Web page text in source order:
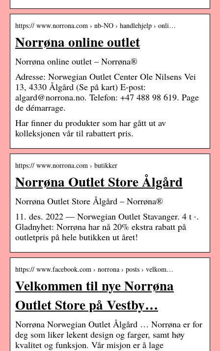
https:// www.norrona.com › nb-NO › handlehjelp › onli…
Norrøna online outlet
Norrøna online outlet – Norrøna®
Adresse: Norwegian Outlet Center Ole Nilsens Vei
13, 4330 Ålgård (Se på kart) E-post:
algard@norrona.no. Telefon: +47 488 98 619. Page
de démarrage.
Har finner du produkter som har gått ut av
kolleksjonen vår til rabattert pris.
https:// www.norrona.com › butikker
Norrøna Outlet Store Ålgård
Norrøna Outlet Store Ålgård – Norrøna®
11. des. 2022 — Norwegian Outlet Stavanger. 4 t ·.
Gladnyhet: Norrøna har nå 20% ekstra rabatt på
outletpris på hele butikken ut året!
https:// www.facebook.com › norrona › posts › velkom…
Velkommen til nye Norrøna
Outlet Store på Vestby…
Norrøna Norwegian Outlet Ålgård … Norrøna er for
deg som liker lekent design og farger, samt høy
kvalitet og funksjon. Vår misjon er å lage